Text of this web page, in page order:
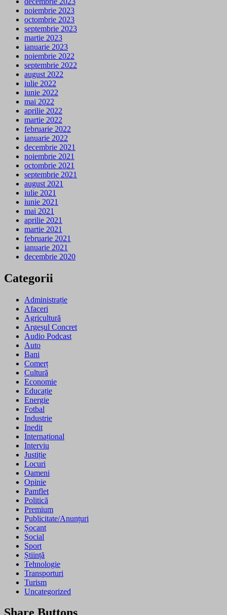
noiembrie 2023
octombrie 2023
septembrie 2023
martie 2023
ianuarie 2023
noiembrie 2022
septembrie 2022
august 2022
iulie 2022
iunie 2022
mai 2022
aprilie 2022
martie 2022
februarie 2022
ianuarie 2022
decembrie 2021
noiembrie 2021
octombrie 2021
septembrie 2021
august 2021
iulie 2021
iunie 2021
mai 2021
aprilie 2021
martie 2021
februarie 2021
ianuarie 2021
decembrie 2020
Categorii
Administrație
Afaceri
Agricultură
Argeșul Concret
Audio Podcast
Auto
Bani
Comerț
Cultură
Economie
Educație
Energie
Fotbal
Industrie
Inedit
Internațional
Interviu
Justiție
Locuri
Oameni
Opinie
Pamflet
Politică
Premium
Publicitate/Anunțuri
Șocant
Social
Sport
Știință
Tehnologie
Transporturi
Turism
Uncategorized